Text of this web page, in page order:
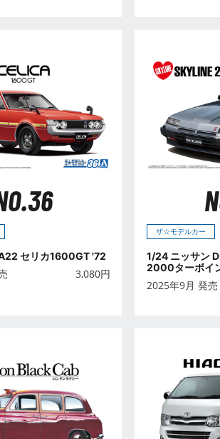
セリカ1600GT '72
3,080円
ザ☆モデルカー
1/24 ニッサン
2000ターボイ
'84
2025年9月 発売